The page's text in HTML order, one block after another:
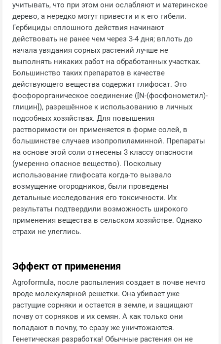
учитывать, что при этом они ослабляют и материнское
дерево, а нередко могут привести и к его гибели.
Гербициды сплошного действия начинают
действовать не ранее чем через 3-4 дня; вплоть до
начала увядания сорных растений лучше не
выполнять никаких работ на обработанных участках.
Большинство таких препаратов в качестве
действующего вещества содержит глифосат. Это
фосфорорганическое соединение ([N-(фосфонометил)-
глицин]), разрешённое к использованию в личных
подсобных хозяйствах. Для повышения
растворимости он применяется в форме солей, в
большинстве случаев изопропиламинной. Препараты
на основе этой соли отнесены 3 классу опасности
(умеренно опасное вещество). Поскольку
использование глифосата когда-то вызвало
возмущение огородников, были проведены
детальные исследования его токсичности. Их
результаты подтвердили возможность широкого
применения вещества в сельском хозяйстве. Однако
страхи не улеглись.
Эффект от применения
Agroformula, после распыления создает в почве нечто
вроде молекулярной решетки. Она убивает уже
растущие сорняки и остается в земле, и защищают
почву от сорняков и их семян. А как только они
попадают в почву, то сразу же уничтожаются.
Генетическая разработка! Обычные растения он не